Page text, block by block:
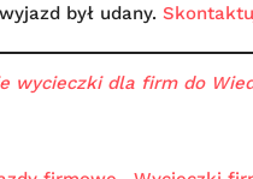
był udany.
wycieczki dla firm do